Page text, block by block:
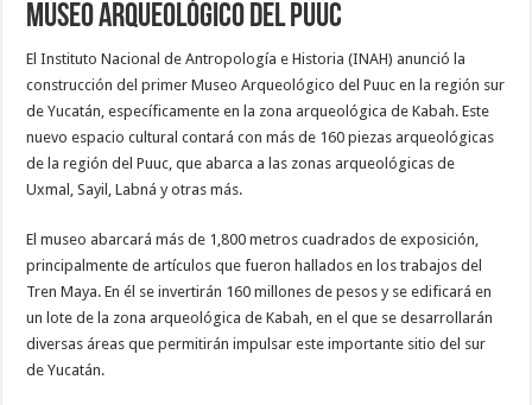
Museo Arqueológico del Puuc
El Instituto Nacional de Antropología e Historia (INAH) anunció la
construcción del primer Museo Arqueológico del Puuc en la región sur
de Yucatán, específicamente en la zona arqueológica de Kabah. Este
nuevo espacio cultural contará con más de 160 piezas arqueológicas
de la región del Puuc, que abarca a las zonas arqueológicas de
Uxmal, Sayil, Labná y otras más.
El museo abarcará más de 1,800 metros cuadrados de exposición,
principalmente de artículos que fueron hallados en los trabajos del
Tren Maya. En él se invertirán 160 millones de pesos y se edificará en
un lote de la zona arqueológica de Kabah, en el que se desarrollarán
diversas áreas que permitirán impulsar este importante sitio del sur
de Yucatán.